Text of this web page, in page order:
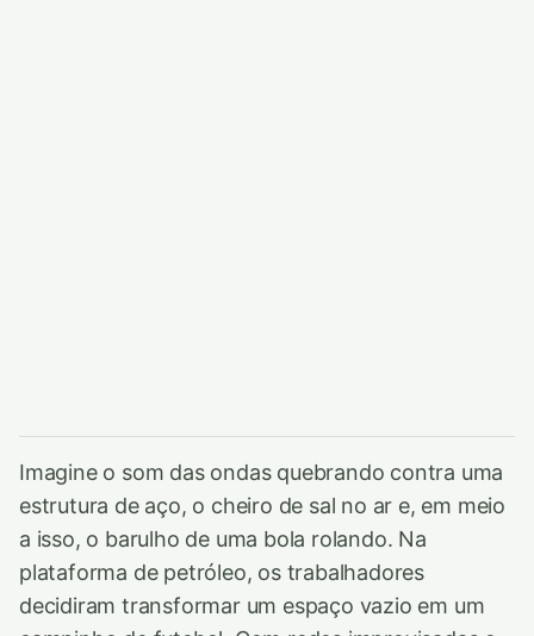
Imagine o som das ondas quebrando contra uma
estrutura de aço, o cheiro de sal no ar e, em meio
a isso, o barulho de uma bola rolando. Na
plataforma de petróleo, os trabalhadores
decidiram transformar um espaço vazio em um